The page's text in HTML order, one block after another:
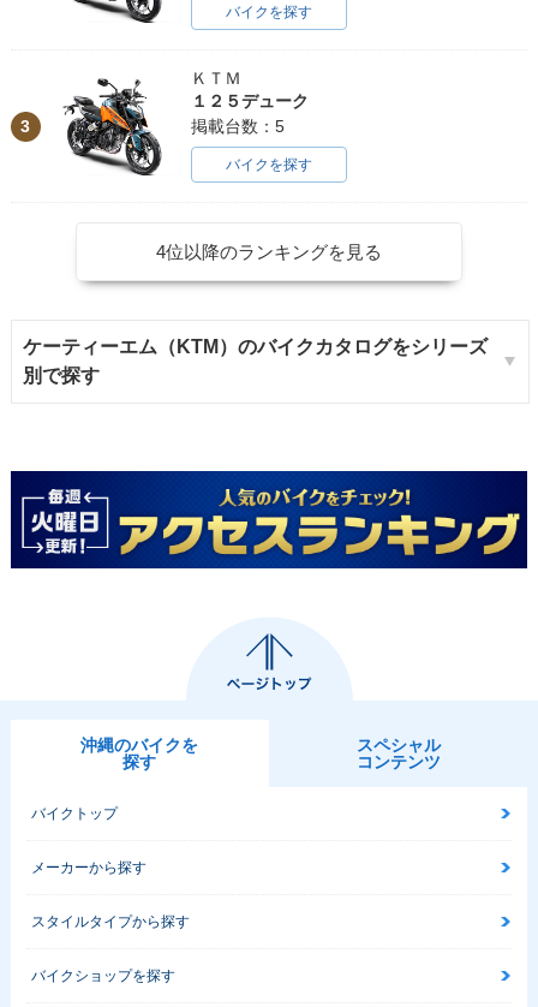
バイクを探す
3
ＫＴＭ
１２５デューク
掲載台数：5
バイクを探す
4位以降のランキングを見る
ケーティーエム（KTM）のバイクカタログをシリーズ
別で探す
沖縄のバイクを
探す
スペシャル
コンテンツ
バイクトップ
メーカーから探す
スタイルタイプから探す
バイクショップを探す